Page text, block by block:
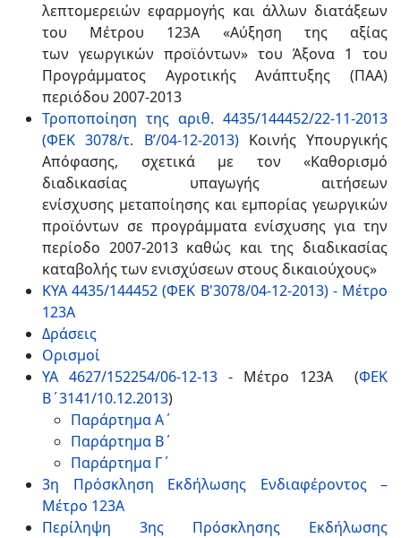
λεπτομερειών εφαρμογής και άλλων διατάξεων
του Μέτρου 123Α «Αύξηση της αξίας
των γεωργικών προϊόντων» του Άξονα 1 του
Προγράμματος Αγροτικής Ανάπτυξης (ΠΑΑ)
περιόδου 2007-2013
Τροποποίηση της αριθ. 4435/144452/22-11-2013
(ΦΕΚ 3078/τ. Β’/04-12-2013) Κοινής Υπουργικής
Απόφασης, σχετικά με τον «Καθορισμό
διαδικασίας υπαγωγής αιτήσεων
ενίσχυσης μεταποίησης και εμπορίας γεωργικών
προϊόντων σε προγράμματα ενίσχυσης για την
περίοδο 2007-2013 καθώς και της διαδικασίας
καταβολής των ενισχύσεων στους δικαιούχους»
ΚΥΑ 4435/144452 (ΦΕΚ Β'3078/04-12-2013) - Μέτρο
123Α
Δράσεις
Ορισμοί
ΥΑ 4627/152254/06-12-13 - Μέτρο 123Α (ΦΕΚ
Β΄3141/10.12.2013)
Παράρτημα Α΄
Παράρτημα Β΄
Παράρτημα Γ΄
3η Πρόσκληση Εκδήλωσης Ενδιαφέροντος –
Μέτρο 123A
Περίληψη 3ης Πρόσκλησης Εκδήλωσης